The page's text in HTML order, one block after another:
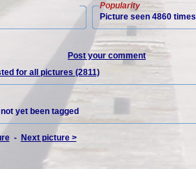
Popularity
Picture seen 4860 times
Post your comment
for all pictures (2811)
yet been tagged
- Next picture >